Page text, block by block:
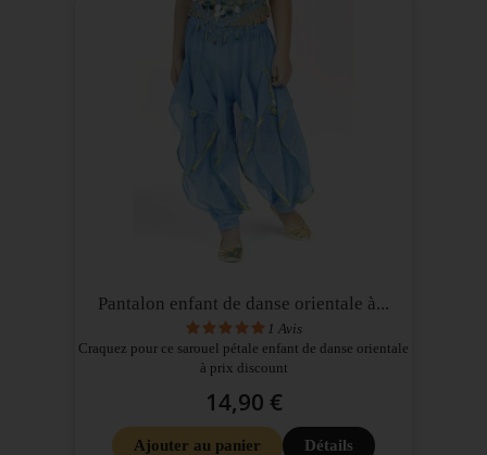
Pantalon enfant de danse orientale à...
1 Avis
Craquez pour ce sarouel pétale enfant de danse orientale
à prix discount
14,90 €
Ajouter au panier Détails